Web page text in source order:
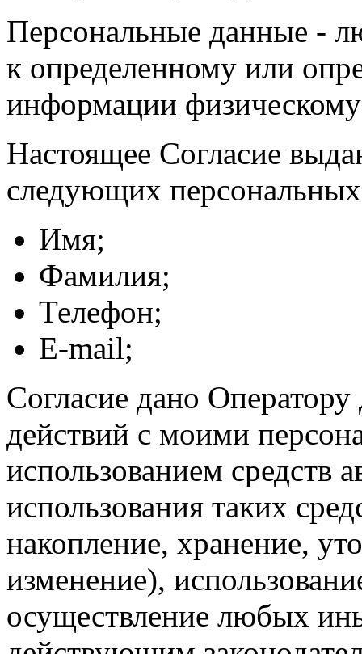
Персональные данные -
к определенному или
информации
Настоящее Согласие
следующих
Имя;
Фамилия;
Телефон;
E-mail;
Согласие дано
действий с моими
использованием средств
использования таких
накопление, хранение,
изменение),
осуществление любых